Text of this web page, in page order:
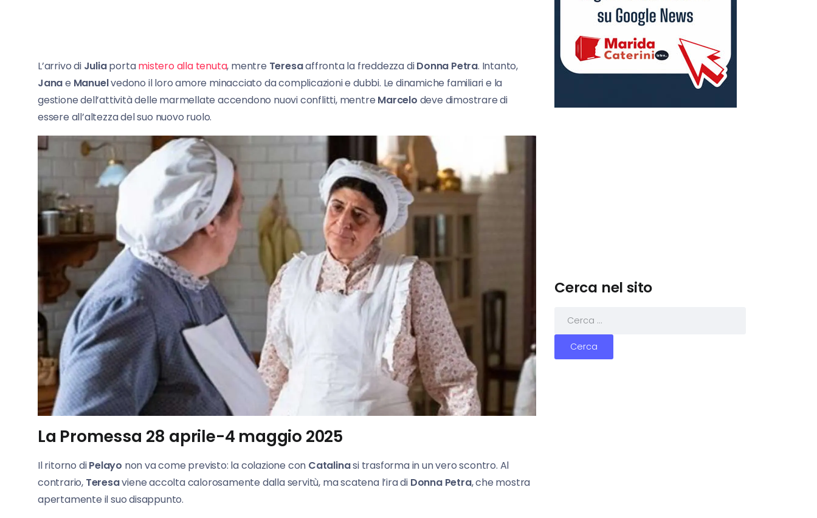
L’arrivo di Juliaportamistero alla tenuta, mentre Teresaaffronta la freddezza diDonna Petra. Intanto,
Janae Manuelvedono il loro amore minacciato da complicazioni e dubbi. Le dinamiche familiari e la
gestione dell’attività delle marmellate accendono nuovi conflitti, mentre Marcelo deve dimostrare di
essere all’altezza del suo nuovo ruolo.
La Promessa 28 aprile-4 maggio 2025
Il ritorno diPelayo non va come previsto: la colazione con Catalinasi trasforma in un vero scontro. Al
contrario, Teresaviene accolta calorosamente dalla servitù, ma scatena l’ira di Donna Petra, che mostra
apertamente il suo disappunto.
Cerca nel sito